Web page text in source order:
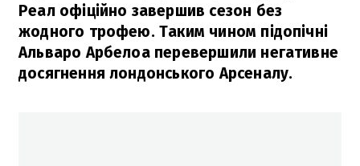
Реал офіційно завершив сезон без
жодного трофею. Таким чином підопічні
Альваро Арбелоа перевершили негативне
досягнення лондонського Арсеналу.